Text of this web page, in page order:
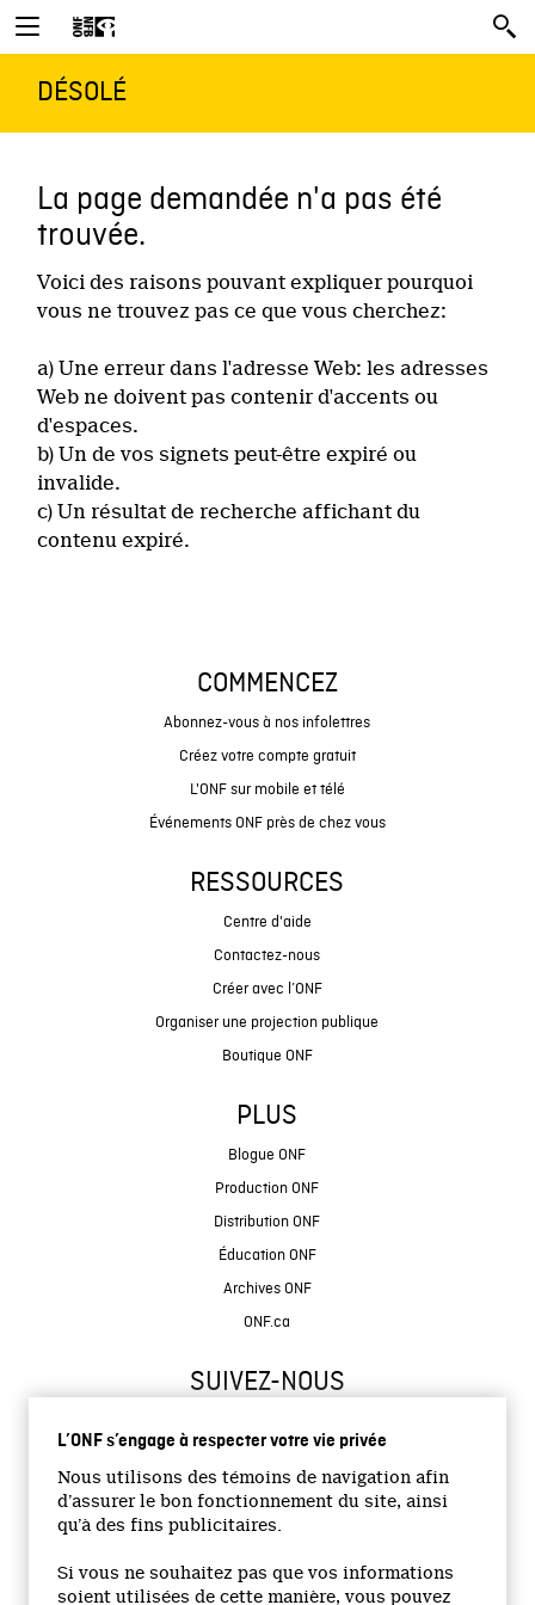
L’ONF s’engage à respecter votre vie privée
Nous utilisons des témoins de navigation afin
d’assurer le bon fonctionnement du site, ainsi
qu’à des fins publicitaires.
Si vous ne souhaitez pas que vos informations
soient utilisées de cette manière, vous pouvez
DÉSOLÉ
La page demandée n'a pas été
trouvée.
Voici des raisons pouvant expliquer pourquoi
vous ne trouvez pas ce que vous cherchez:
a) Une erreur dans l'adresse Web: les adresses
Web ne doivent pas contenir d'accents ou
d'espaces.
b) Un de vos signets peut-être expiré ou
invalide.
c) Un résultat de recherche affichant du
contenu expiré.
COMMENCEZ
Abonnez-vous à nos infolettres
Créez votre compte gratuit
L'ONF sur mobile et télé
Événements ONF près de chez vous
RESSOURCES
Centre d'aide
Contactez-nous
Créer avec l’ONF
Organiser une projection publique
Boutique ONF
PLUS
Blogue ONF
Production ONF
Distribution ONF
Éducation ONF
Archives ONF
ONF.ca
SUIVEZ-NOUS
Site institutionnel